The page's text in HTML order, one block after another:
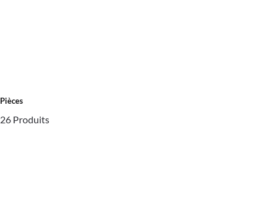
Pièces
26 Produits